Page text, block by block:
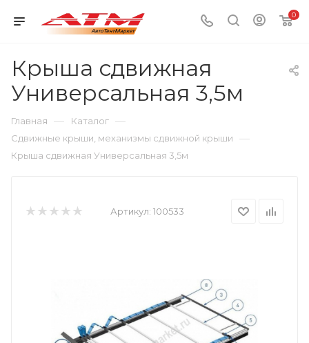
0
Крыша сдвижная
Универсальная 3,5м
Главная — Каталог —
Сдвижные крыши, механизмы сдвижной крыши —
Крыша сдвижная Универсальная 3,5м
Артикул: 100533